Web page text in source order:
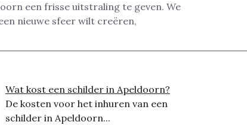
een frisse uitstraling te geven. We
nieuwe sfeer wilt creëren,
Wat kost een schilder in Apeldoorn?
De kosten voor het inhuren van een
schilder in Apeldoorn...